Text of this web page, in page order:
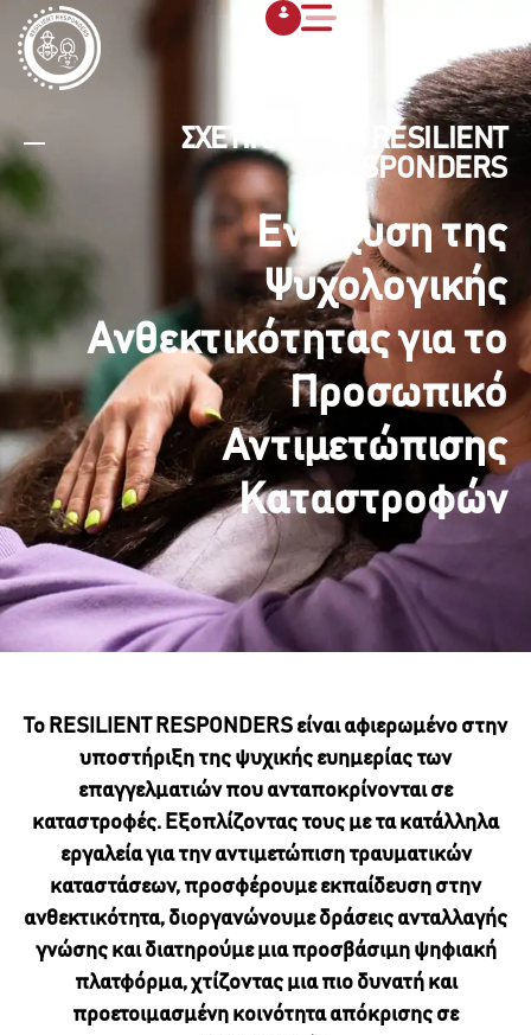
ΣΧΕΤΙΚΑ ΜΕ ΤΟ RESILIENT
RESPONDERS
Ενίσχυση της
Ψυχολογικής
Ανθεκτικότητας για το
Προσωπικό
Αντιμετώπισης
Καταστροφών
Το RESILIENT RESPONDERS είναι αφιερωμένο στην
υποστήριξη της ψυχικής ευημερίας των
επαγγελματιών που ανταποκρίνονται σε
καταστροφές. Εξοπλίζοντας τους με τα κατάλληλα
εργαλεία για την αντιμετώπιση τραυματικών
καταστάσεων, προσφέρουμε εκπαίδευση στην
ανθεκτικότητα, διοργανώνουμε δράσεις ανταλλαγής
γνώσης και διατηρούμε μια προσβάσιμη ψηφιακή
πλατφόρμα, χτίζοντας μια πιο δυνατή και
προετοιμασμένη κοινότητα απόκρισης σε